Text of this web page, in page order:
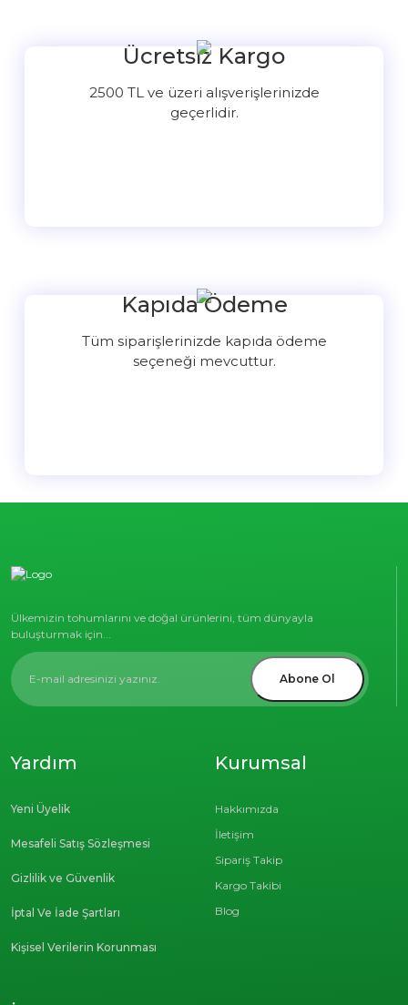
Ücretsiz Kargo
2500 TL ve üzeri alışverişlerinizde
geçerlidir.
Kapıda Ödeme
Tüm siparişlerinizde kapıda ödeme
seçeneği mevcuttur.
Ülkemizin tohumlarını ve doğal ürünlerini, tüm dünyayla
buluşturmak için...
Abone Ol
Kurumsal
Hakkımızda
İletişim
Sipariş Takip
Kargo Takibi
Blog
Yardım
Yeni Üyelik
Mesafeli Satış Sözleşmesi
Gizlilik ve Güvenlik
İptal Ve İade Şartları
Kişisel Verilerin Korunması